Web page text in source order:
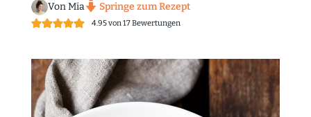
Von Mia Springe zum Rezept
4.95von17Bewertungen